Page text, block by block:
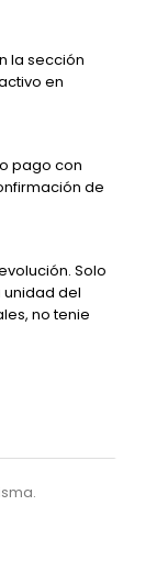
la sección
en
pago con
de
Solo
del
no tenie